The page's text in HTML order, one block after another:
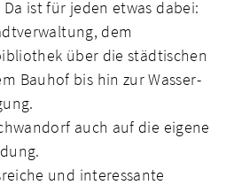
ist für jeden etwas dabei:
dem
über die städtischen
Bauhof bis hin zur Wasser-
auch auf die eigene
und interessante